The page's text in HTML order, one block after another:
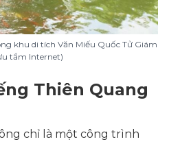
khu di tích Văn Miếu Quốc Tử Giám
tầm Internet)
Thiên Quang
chỉ là một công trình